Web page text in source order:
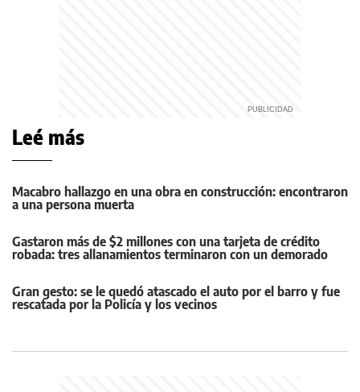
Leé más
Macabro hallazgo en una obra en construcción: encontraron
a una persona muerta
Gastaron más de $2 millones con una tarjeta de crédito
robada: tres allanamientos terminaron con un demorado
Gran gesto: se le quedó atascado el auto por el barro y fue
rescatada por la Policía y los vecinos